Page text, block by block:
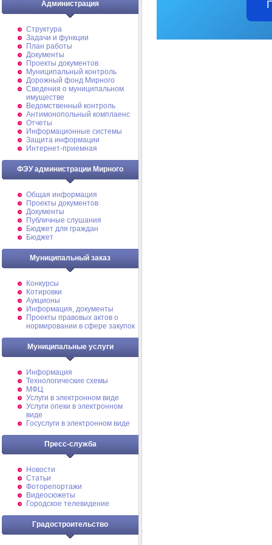
Администрация
Структура
Задачи и функции
План работы
Документы
Проекты документов
Муниципальный контроль
Дорожный фонд Мирного
Cведения о муниципальном
имуществе
Ведомственный контроль
Антимонопольный комплаенс
Отчеты
Информационные системы
Защита информации
Интернет-приемная
ФЭУ администрации Мирного
Общая информация
Проекты документов
Документы
Публичные слушания
Бюджет для граждан
Бюджет
Муниципальный заказ
Конкурсы
Котировки
Аукционы
Информация, документы
Проекты правовых актов о
нормировании в сфере закупок
Муниципальные услуги
Информация
Технологические схемы
МФЦ
Услуги в электронном виде
Услуги опеки в электронном
виде
Госуслуги в электронном виде
Пресс-служба
Новости
Статьи
Фоторепортажи
Видеосюжеты
Городское телевидение
Градостроительство